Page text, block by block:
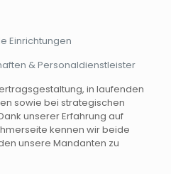
Einrichtungen
& Personaldienstleister
in laufenden
sowie bei strategischen
unserer Erfahrung auf
kennen wir beide
unsere Mandanten zu